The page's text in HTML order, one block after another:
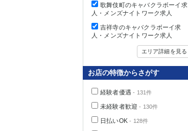
歌舞伎町のキャバクラボーイ求
人・メンズナイトワーク求人
吉祥寺のキャバクラボーイ求
人・メンズナイトワーク求人
エリア詳細を見る
お店の特徴からさがす
経験者優遇 - 131件
未経験者歓迎 - 130件
日払いOK - 128件